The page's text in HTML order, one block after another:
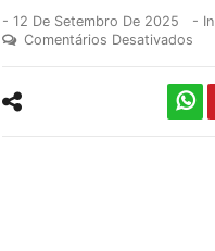
-12 De Setembro De 2025 - In
Comentários Desativados